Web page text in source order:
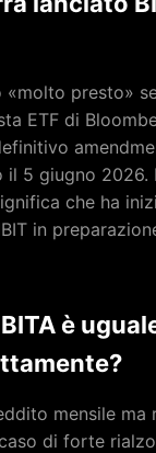
«molto presto»
ETF di
il 5 giugno 2026.
che ha
in
è
mensile ma
di forte